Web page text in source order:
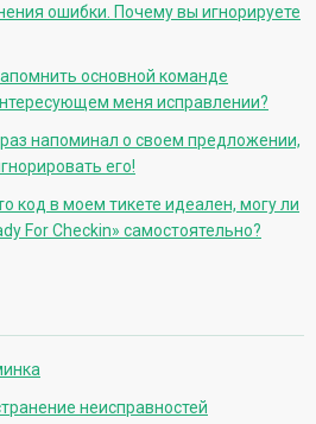
ошибки. Почему вы игнорируете
основной команде
меня исправлении?
напоминал о своем предложении,
его!
код в моем тикете идеален, могу ли
For Checkin» самостоятельно?
неисправностей